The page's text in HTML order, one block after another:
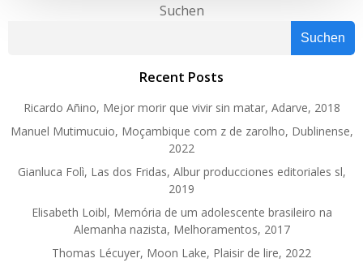
Suchen
Suchen
Recent Posts
Ricardo Añino, Mejor morir que vivir sin matar, Adarve, 2018
Manuel Mutimucuio, Moçambique com z de zarolho, Dublinense,
2022
Gianluca Folì, Las dos Fridas, Albur producciones editoriales sl,
2019
Elisabeth Loibl, Memória de um adolescente brasileiro na
Alemanha nazista, Melhoramentos, 2017
Thomas Lécuyer, Moon Lake, Plaisir de lire, 2022